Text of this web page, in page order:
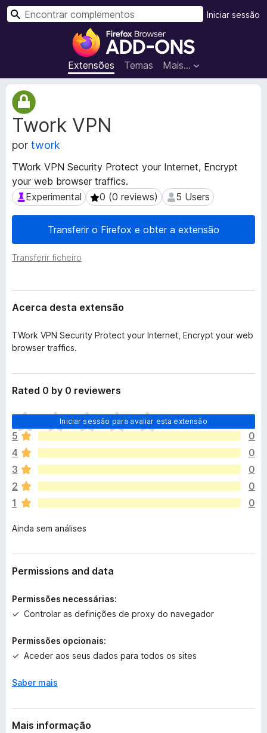
C
o
m
p
t
s
d
F
f
Extensões Temas Mais…
Iniciar sessão
P
Twork VPN
por twork
TWork VPN Security Protect your Internet, Encrypt
your web browser traffics.
Experimental
Experimental 0 (0 reviews)
0 (0 reviews) 5 Users
5 Users
Transferir o Firefox e obter a extensão
Transferir ficheiro
M
e
t
d
d
o
s
d
x
t
ã
Acerca desta extensão
TWork VPN Security Protect your Internet, Encrypt your web
browser traffics.
Rated 0 by 0 reviewers
Iniciar sessão para avaliar esta extensão
N
ã
o
e
x
s
t
m
v
a
i
ç
e
s
i
d
5
0
4
0
3
0
2
0
1
0
Ainda sem análises
Permissions and data
Permissões necessárias:
Controlar as definições de proxy do navegador
Permissões opcionais:
Aceder aos seus dados para todos os sites
Saber mais
Mais informação